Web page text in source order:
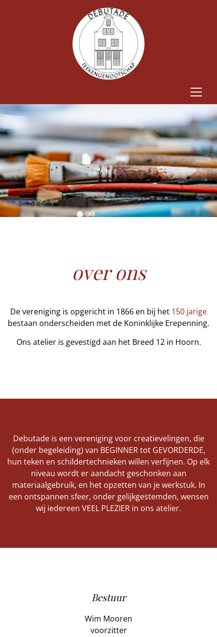
over ons
De vereniging is opgericht in 1866 en bij het 150 jarige
bestaan onderscheiden met de Koninklijke Erepenning.
Ons atelier is gevestigd aan het Breed 12 in Hoorn.
Debutade is een vereniging voor creatievelingen, die
(onder begeleiding) van BEGINNER tot GEVORDERDE,
hun teken en schildertechnieken willen verfijnen. Op elk
niveau wordt er aandacht geschonken aan
materiaalgebruik, en het opzetten van je werkstuk. In
een ontspannen sfeer, onder gelijkgestemden, wensen
wij iedereen VEEL PLEZIER in ons atelier.
Bestuur
Wim Mooren
voorzitter